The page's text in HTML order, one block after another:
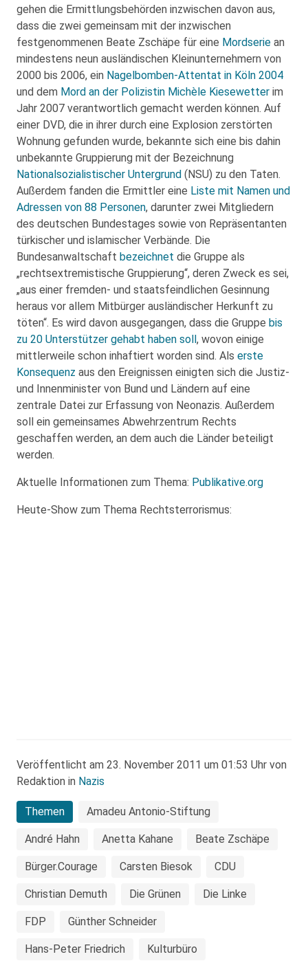
gehen die Ermittlungsbehörden inzwischen davon aus,
dass die zwei gemeinsam mit der inzwischen
festgenommenen Beate Zschäpe für eine Mordserie an
mindestens neun ausländischen Kleinunternehmern von
2000 bis 2006, ein Nagelbomben-Attentat in Köln 2004
und dem Mord an der Polizistin Michèle Kiesewetter im
Jahr 2007 verantwortlich gemacht werden können. Auf
einer DVD, die in ihrer durch eine Explosion zerstörten
Wohnung gefunden wurde, bekannte sich eine bis dahin
unbekannte Gruppierung mit der Bezeichnung
Nationalsozialistischer Untergrund (NSU) zu den Taten.
Außerdem fanden die Ermittler eine Liste mit Namen und
Adressen von 88 Personen, darunter zwei Mitgliedern
des deutschen Bundestages sowie von Repräsentanten
türkischer und islamischer Verbände. Die
Bundesanwaltschaft bezeichnet die Gruppe als
„rechtsextremistische Gruppierung“, deren Zweck es sei,
„aus einer fremden- und staatsfeindlichen Gesinnung
heraus vor allem Mitbürger ausländischer Herkunft zu
töten“. Es wird davon ausgegangen, dass die Gruppe bis
zu 20 Unterstützer gehabt haben soll, wovon einige
mittlerweile schon inhaftiert worden sind. Als erste
Konsequenz aus den Ereignissen einigten sich die Justiz-
und Innenminister von Bund und Ländern auf eine
zentrale Datei zur Erfassung von Neonazis. Außerdem
soll ein gemeinsames Abwehrzentrum Rechts
geschaffen werden, an dem auch die Länder beteiligt
werden.
Aktuelle Informationen zum Thema: Publikative.org
Heute-Show zum Thema Rechtsterrorismus:
Veröffentlicht am 23. November 2011 um 01:53 Uhr von
Redaktion in Nazis
Themen Amadeu Antonio-Stiftung
André Hahn Anetta Kahane Beate Zschäpe
Bürger.Courage Carsten Biesok CDU
Christian Demuth Die Grünen Die Linke
FDP Günther Schneider
Hans-Peter Friedrich Kulturbüro